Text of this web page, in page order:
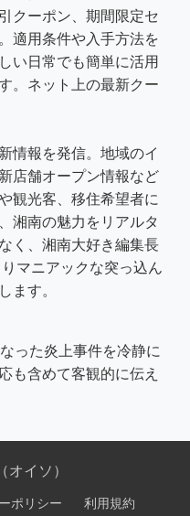
クーポン、期間限定セ
適用条件や入手方法を
い日常でも簡単に活用
。ネット上の最新クー
情報を発信。地域のイ
店舗オープン情報など
観光客、移住希望者に
湘南の魅力をリアルタ
く、湘南大好き編集長
マニアックな突っ込ん
ます。
った炎上事件を冷静に
も含めて客観的に伝え
イソ）
ポリシー 利用規約